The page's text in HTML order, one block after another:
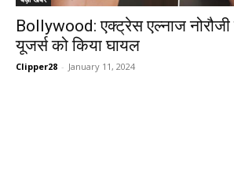
Bollywood: एक्ट्रेस एल्नाज
यूजर्स को किया घायल
Clipper28 - January 11, 2024